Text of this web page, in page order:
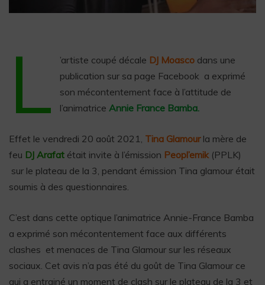
L ’artiste coupé décale DJ Moasco dans une
publication sur sa page Facebook a exprimé
son mécontentement face à l’attitude de
l’animatriceAnnie France Bamba.
Effet le vendredi 20 août 2021, Tina Glamourla mère de
feu DJ Arafat était invite à l’émission Peopl’emik (PPLK)
sur le plateau de la 3, pendant émission Tina glamour était
soumis à des questionnaires.
C’est dans cette optique l’animatrice Annie-France Bamba
a exprimé son mécontentement face aux différents
clashes et menaces de Tina Glamour sur les réseaux
sociaux. Cet avis n’a pas été du goût de Tina Glamour ce
qui a entrainé un moment de clash sur le plateau de la 3 et